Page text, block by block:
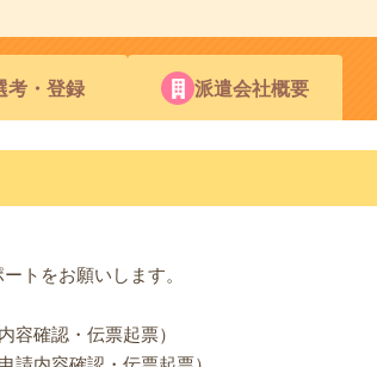
考・登録 派遣会社概要
トをお願いします。
容確認・伝票起票）